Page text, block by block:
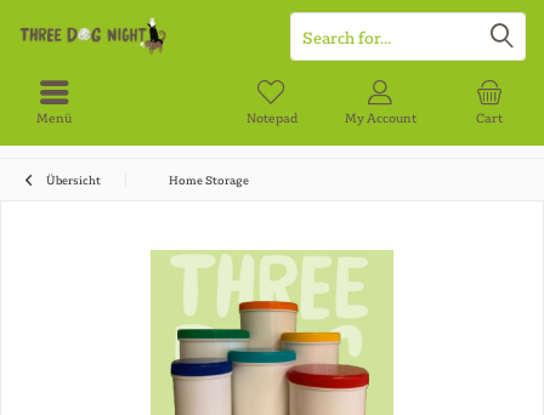
Menü Cart
Notepad My Account
Übersicht Home Storage